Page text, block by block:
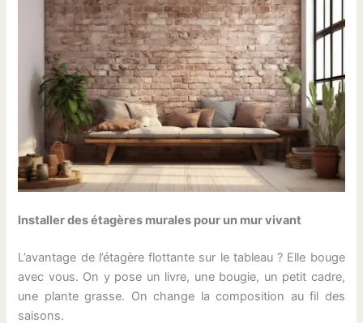
Installer des étagères murales pour un mur vivant
L’avantage de l’étagère flottante sur le tableau ? Elle bouge
avec vous. On y pose un livre, une bougie, un petit cadre,
une plante grasse. On change la composition au fil des
saisons.